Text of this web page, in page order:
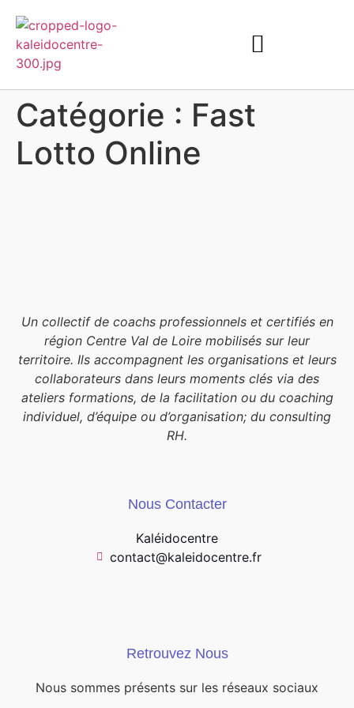
Catégorie : Fast
Lotto Online
Un collectif de coachs professionnels et certifiés en
région Centre Val de Loire mobilisés sur leur
territoire. Ils accompagnent les organisations et leurs
collaborateurs dans leurs moments clés via des
ateliers formations, de la facilitation ou du coaching
individuel, d’équipe ou d’organisation; du consulting
RH.
Nous Contacter
Kaléidocentre
contact@kaleidocentre.fr
Retrouvez Nous
Nous sommes présents sur les réseaux sociaux